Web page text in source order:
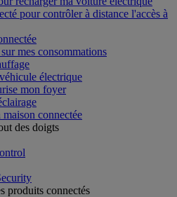
pour contrôler à distance l'accès à
mes consommations
électrique
mon foyer
connectée
des doigts
produits connectés